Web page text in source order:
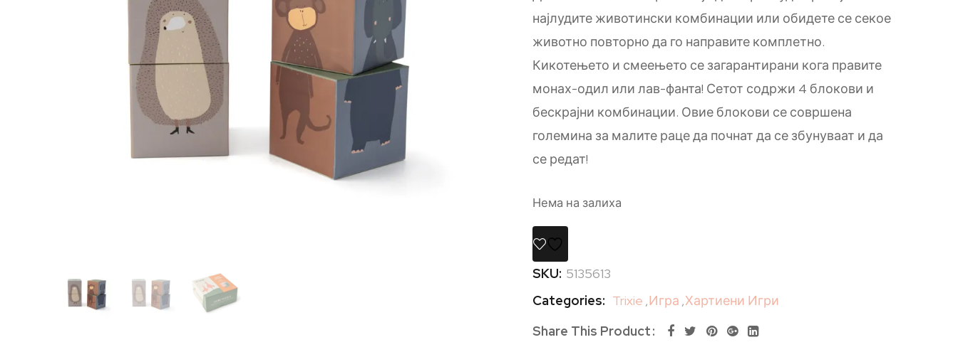
најлудите животински комбинации или обидете се секое
животно повторно да го направите комплетно.
Кикотењето и смеењето се загарантирани кога правите
монах-одил или лав-фанта! Сетот содржи 4 блокови и
бескрајни комбинации. Овие блокови се совршена
големина за малите раце да почнат да се збунуваат и да
се редат!
Нема на залиха
SKU: 5135613
Categories: Trixie ,Игра ,Хартиени Игри
Share This Product